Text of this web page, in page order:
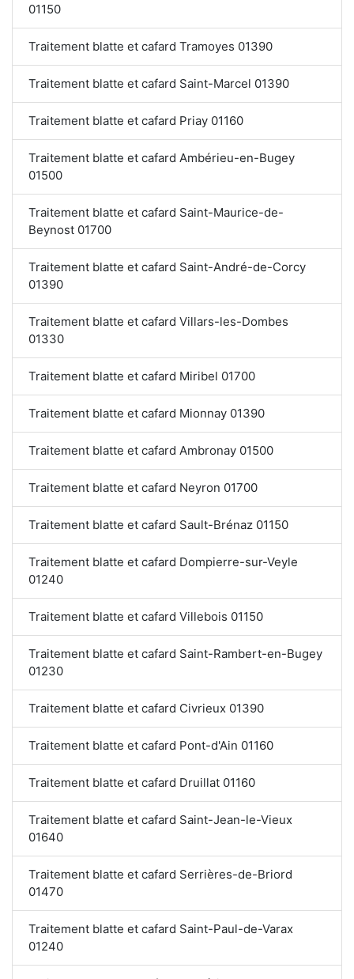
01150
Traitement blatte et cafard Tramoyes 01390
Traitement blatte et cafard Saint-Marcel 01390
Traitement blatte et cafard Priay 01160
Traitement blatte et cafard Ambérieu-en-Bugey
01500
Traitement blatte et cafard Saint-Maurice-de-
Beynost 01700
Traitement blatte et cafard Saint-André-de-Corcy
01390
Traitement blatte et cafard Villars-les-Dombes
01330
Traitement blatte et cafard Miribel 01700
Traitement blatte et cafard Mionnay 01390
Traitement blatte et cafard Ambronay 01500
Traitement blatte et cafard Neyron 01700
Traitement blatte et cafard Sault-Brénaz 01150
Traitement blatte et cafard Dompierre-sur-Veyle
01240
Traitement blatte et cafard Villebois 01150
Traitement blatte et cafard Saint-Rambert-en-Bugey
01230
Traitement blatte et cafard Civrieux 01390
Traitement blatte et cafard Pont-d'Ain 01160
Traitement blatte et cafard Druillat 01160
Traitement blatte et cafard Saint-Jean-le-Vieux
01640
Traitement blatte et cafard Serrières-de-Briord
01470
Traitement blatte et cafard Saint-Paul-de-Varax
01240